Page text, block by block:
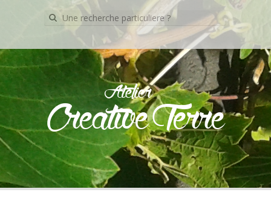
Recherche
pour:
Atelier
Creative Terre
Skip
to